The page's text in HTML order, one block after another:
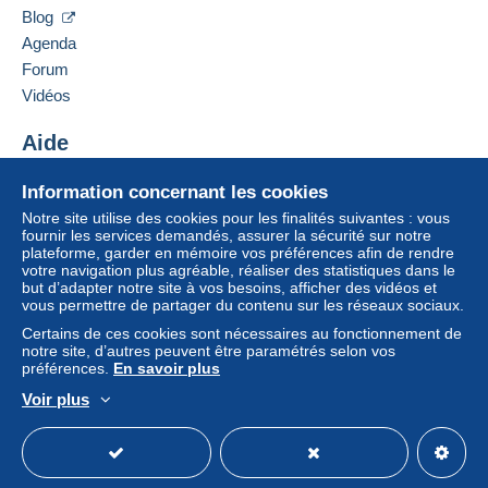
Un paiement ne passant pas par
paiement integré au site
vendeur à l’acheteur. Un achat non payé peut
entraîner des conséquences au niveau du compte
Si les conditions de vente du vendeur comportent
considérer comme nulles et non avenues. Les
conditions de paiement du site Delcampe, telles
que définies dans lesconditions d’utilisation , sont
les seules applicables.
Les achats doivent être payés dans les 14 jours
vendeur.
Garantie :
Droit de rétractation
l’acheteur.
Pour connaître les délais de retour et de
remboursement du lot, consultez les
conditions
33659
Ajouter ce vendeur aux favoris
Information concernant les cookies
Notre site utilise des cookies pour les finalités suivantes : vous
fournir les services demandés, assurer la sécurité sur notre
plateforme, garder en mémoire vos préférences afin de rendre
votre navigation plus agréable, réaliser des statistiques dans le
but d’adapter notre site à vos besoins, afficher des vidéos et
vous permettre de partager du contenu sur les réseaux sociaux.
Certains de ces cookies sont nécessaires au fonctionnement de
notre site, d’autres peuvent être paramétrés selon vos
préférences. En savoir plus
Voir plus
Blog
Agenda
Forum
Vidéos
Aide
Acheter sur Delcampe
Vendre sur Delcampe
Un site sécurisé